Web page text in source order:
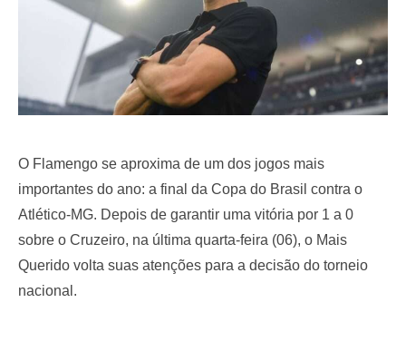
O Flamengo se aproxima de um dos jogos mais
importantes do ano: a final da Copa do Brasil contra o
Atlético-MG. Depois de garantir uma vitória por 1 a 0
sobre o Cruzeiro, na última quarta-feira (06), o Mais
Querido volta suas atenções para a decisão do torneio
nacional.